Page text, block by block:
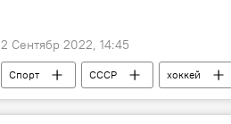
2 Сентябр 2022, 14:45
Спорт СССР хоккей